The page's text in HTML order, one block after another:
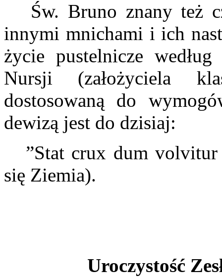
Św. Bruno znany też
innymi mnichami i ich
życie pustelnicze
Nursji (założyciela
dostosowaną do
dewizą jest do dzisiaj:
”Stat crux dum volvitur
się Ziemia).
Uroczystość